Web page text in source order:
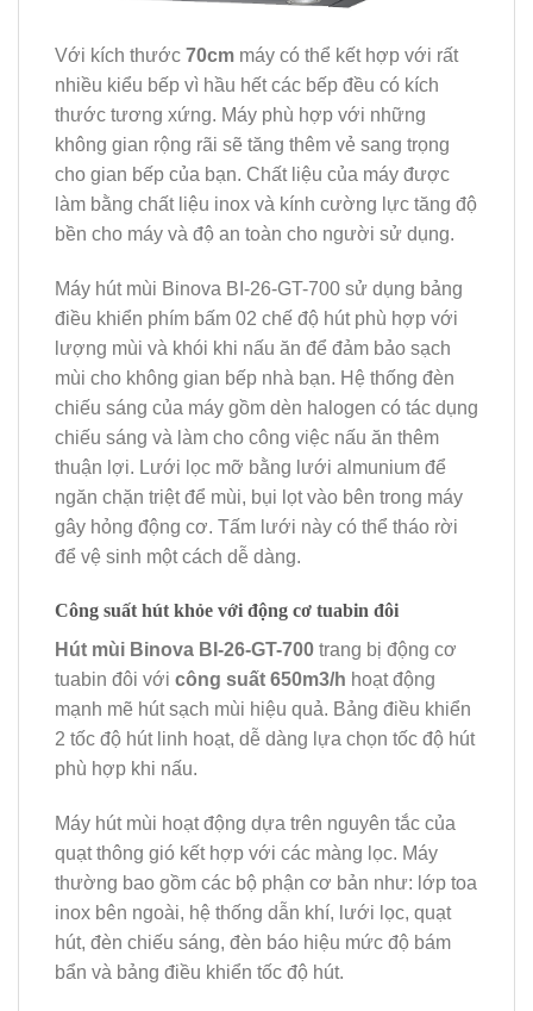
Với kích thước 70cm máy có thể kết hợp với rất
nhiều kiểu bếp vì hầu hết các bếp đều có kích
thước tương xứng. Máy phù hợp với những
không gian rộng rãi sẽ tăng thêm vẻ sang trọng
cho gian bếp của bạn. Chất liệu của máy được
làm bằng chất liệu inox và kính cường lực tăng độ
bền cho máy và độ an toàn cho người sử dụng.
Máy hút mùi Binova BI-26-GT-700 sử dụng bảng
điều khiển phím bấm 02 chế độ hút phù hợp với
lượng mùi và khói khi nấu ăn để đảm bảo sạch
mùi cho không gian bếp nhà bạn. Hệ thống đèn
chiếu sáng của máy gồm dèn halogen có tác dụng
chiếu sáng và làm cho công việc nấu ăn thêm
thuận lợi. Lưới lọc mỡ bằng lưới almunium để
ngăn chặn triệt để mùi, bụi lọt vào bên trong máy
gây hỏng động cơ. Tấm lưới này có thể tháo rời
để vệ sinh một cách dễ dàng.
Công suất hút khỏe với động cơ tuabin đôi
Hút mùi Binova BI-26-GT-700 trang bị động cơ
tuabin đôi với công suất 650m3/h hoạt động
mạnh mẽ hút sạch mùi hiệu quả. Bảng điều khiển
2 tốc độ hút linh hoạt, dễ dàng lựa chọn tốc độ hút
phù hợp khi nấu.
Máy hút mùi hoạt động dựa trên nguyên tắc của
quạt thông gió kết hợp với các màng lọc. Máy
thường bao gồm các bộ phận cơ bản như: lớp toa
inox bên ngoài, hệ thống dẫn khí, lưới lọc, quạt
hút, đèn chiếu sáng, đèn báo hiệu mức độ bám
bẩn và bảng điều khiển tốc độ hút.